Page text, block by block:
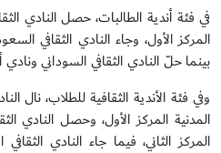
في فئة أندية الطالبات، حصل النادي
المركز الأول، وجاء النادي الثقافي
بينما حلّ النادي الثقافي السوداني
وفي فئة الأندية الثقافية للطلاب، نال
المدنية المركز الأول، وحصل النادي
المركز الثاني، فيما جاء النادي